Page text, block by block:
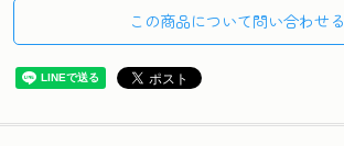
この商品について問い合わせる